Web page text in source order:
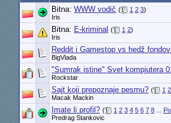
Bitna: WWW vodič ( 1 2 3)
Iris
Bitna: E-kriminal ( 1 2)
Iris
Reddit i Gamestop vs hedž fondovi
BigVlada
"Sumrak istine" Svet kompjutera
Rockstar
Sajt koji prepoznaje pesmu? ( 1 2
Macak Mackin
Imate li profil? ( 1 2 3 4 5 6 7 8...
Predrag Stankovic